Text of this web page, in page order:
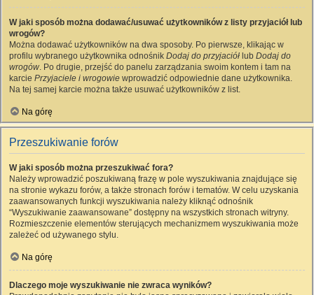
W jaki sposób można dodawać/usuwać użytkowników z listy przyjaciół lub
wrogów?
Można dodawać użytkowników na dwa sposoby. Po pierwsze, klikając w
profilu wybranego użytkownika odnośnik Dodaj do przyjaciół lub Dodaj do
wrogów. Po drugie, przejść do panelu zarządzania swoim kontem i tam na
karcie Przyjaciele i wrogowie wprowadzić odpowiednie dane użytkownika.
Na tej samej karcie można także usuwać użytkowników z list.
Na górę
Przeszukiwanie forów
W jaki sposób można przeszukiwać fora?
Należy wprowadzić poszukiwaną frazę w pole wyszukiwania znajdujące się
na stronie wykazu forów, a także stronach forów i tematów. W celu uzyskania
zaawansowanych funkcji wyszukiwania należy kliknąć odnośnik
“Wyszukiwanie zaawansowane” dostępny na wszystkich stronach witryny.
Rozmieszczenie elementów sterujących mechanizmem wyszukiwania może
zależeć od używanego stylu.
Na górę
Dlaczego moje wyszukiwanie nie zwraca wyników?